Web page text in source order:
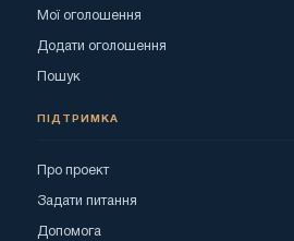
Мої оголошення
Додати оголошення
Пошук
ПІДТРИМКА
Про проект
Задати питання
Допомога